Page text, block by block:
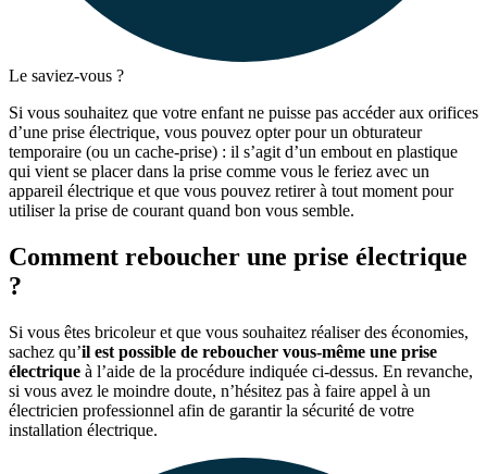
Le saviez-vous ?
Si vous souhaitez que votre enfant ne puisse pas accéder aux orifices
d’une prise électrique, vous pouvez opter pour un obturateur
temporaire (ou un cache-prise) : il s’agit d’un embout en plastique
qui vient se placer dans la prise comme vous le feriez avec un
appareil électrique et que vous pouvez retirer à tout moment pour
utiliser la prise de courant quand bon vous semble.
Comment reboucher une prise électrique
?
Si vous êtes bricoleur et que vous souhaitez réaliser des économies,
sachez qu’il est possible de reboucher vous-même une prise
électrique à l’aide de la procédure indiquée ci-dessus. En revanche,
si vous avez le moindre doute, n’hésitez pas à faire appel à un
électricien professionnel afin de garantir la sécurité de votre
installation électrique.